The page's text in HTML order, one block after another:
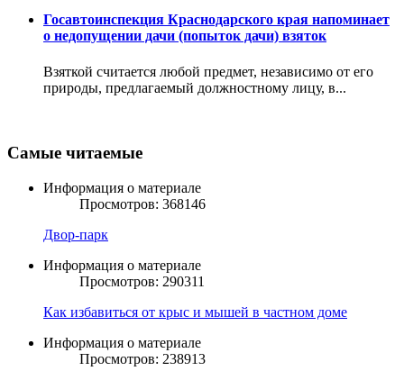
Госавтоинспекция Краснодарского края напоминает
о недопущении дачи (попыток дачи) взяток
Взяткой считается любой предмет, независимо от его
природы, предлагаемый должностному лицу, в...
Самые читаемые
Информация о материале
Просмотров: 368146
Двор-парк
Информация о материале
Просмотров: 290311
Как избавиться от крыс и мышей в частном доме
Информация о материале
Просмотров: 238913